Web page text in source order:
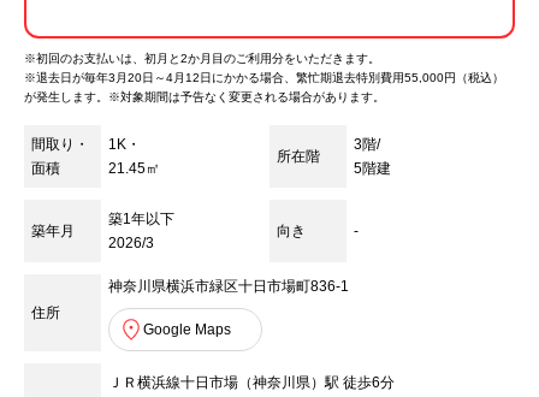
※初回のお支払いは、初月と2か月目のご利用分をいただきます。
※退去日が毎年3月20日～4月12日にかかる場合、繁忙期退去特別費用55,000円（税込）
が発生します。※対象期間は予告なく変更される場合があります。
間取り・
面積
1K・
21.45㎡
所在階
3階/
5階建
築年月
築1年以下
2026/3
向き -
住所
神奈川県横浜市緑区十日市場町836-1
Google Maps
ＪＲ横浜線十日市場（神奈川県）駅 徒歩6分